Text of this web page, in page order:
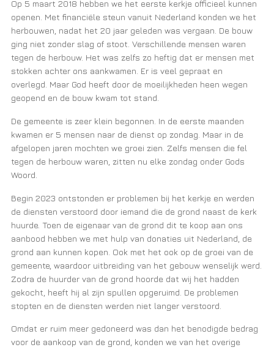
Op 5 maart 2018 hebben we het eerste kerkje officieel kunnen
openen. Met financiële steun vanuit Nederland konden we het
herbouwen, nadat het 20 jaar geleden was vergaan. De bouw
ging niet zonder slag of stoot. Verschillende mensen waren
tegen de herbouw. Het was zelfs zo heftig dat er mensen met
stokken achter ons aankwamen. Er is veel gepraat en
overlegd Maar God heeft door de moeilijkheden heen wegen
geopend en de bouw kwam tot stand.
De gemeente is zeer klein begonnen. In de eerste maanden
kwamen er 5 mensen naar de dienst op zondag. Maar in de
afgelopen jaren mochten we groei zien. Zelfs mensen die fel
tegen de herbouw waren, zitten nu elke zondag onder Gods
Woord.
Begin 2023 ontstonden er problemen bij het kerkje en werden
de diensten verstoord door iemand die de grond naast de kerk
huurde. Toen de eigenaar van de grond dit te koop aan ons
aanbood hebben we met hulp van donaties uit Nederland, de
grond aan kunnen kopen. Ook met het ook op de groei van de
gemeente, waardoor uitbreiding van het gebouw wenselijk werd.
Zodra de huurder van de grond hoorde dat wij het hadden
gekocht, heeft hij al zijn spullen opgeruimd. De problemen
stopten en de diensten werden niet langer verstoord.
Omdat er ruim meer gedoneerd was dan het benodigde bedrag
voor de aankoop van de grond, konden we van het overige